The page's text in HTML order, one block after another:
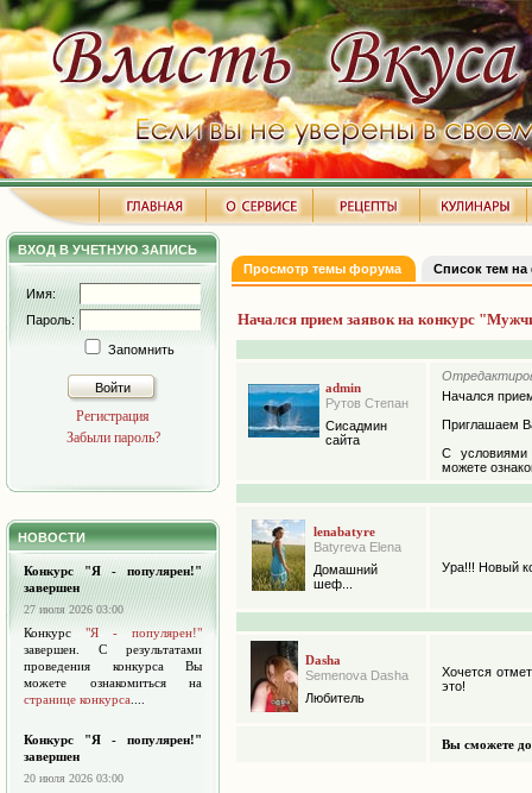
ВХОД В УЧЕТНУЮ ЗАПИСЬ
Имя:
Пароль:
Запомнить
Войти
Регистрация
Забыли пароль?
НОВОСТИ
Конкурс "Я - популярен!"
завершен
27 июля 2026 03:00
Конкурс "Я - популярен!"
завершен. С результатами
проведения конкурса Вы
можете ознакомиться на
странице конкурса
Конкурс "Я - популярен!"
завершен
20 июля 2026 03:00
Просмотр темы форума Список тем
Начался прием заявок на конкурс
admin
Рутов Степан
Сисадмин
сайта
Начался
Приглашаем
С условиями
можете
lenabatyre
Batyreva Elena
Домашний
шеф...
Ура!!! Новый
Dasha
Semenova Dasha
Любитель
Хочется
это!
Вы сможете